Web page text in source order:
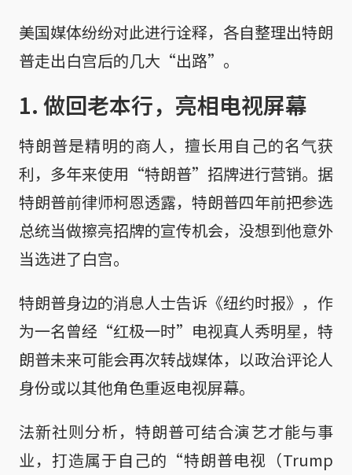
美国媒体纷纷对此进行诠释，各自整理出特朗
普走出白宫后的几大“出路”。
1. 做回老本行，亮相电视屏幕
特朗普是精明的商人，擅长用自己的名气获
利，多年来使用“特朗普”招牌进行营销。据
特朗普前律师柯恩透露，特朗普四年前把参选
总统当做擦亮招牌的宣传机会，没想到他意外
当选进了白宫。
特朗普身边的消息人士告诉《纽约时报》，作
为一名曾经“红极一时”电视真人秀明星，特
朗普未来可能会再次转战媒体，以政治评论人
身份或以其他角色重返电视屏幕。
法新社则分析，特朗普可结合演艺才能与事
业，打造属于自己的“特朗普电视（Trump